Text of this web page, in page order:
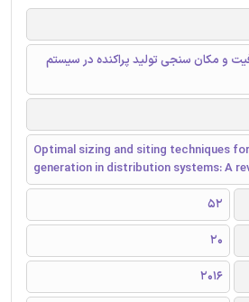
و مکان سنجی تولید پراکنده در سیستم
Optimal sizing and siting techniques
generation in distribution systems: A
52
20
2016